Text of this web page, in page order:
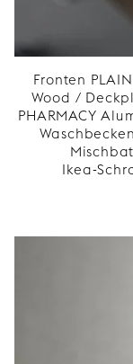
Fronten
Wood /
PHARMACY
Ikea-